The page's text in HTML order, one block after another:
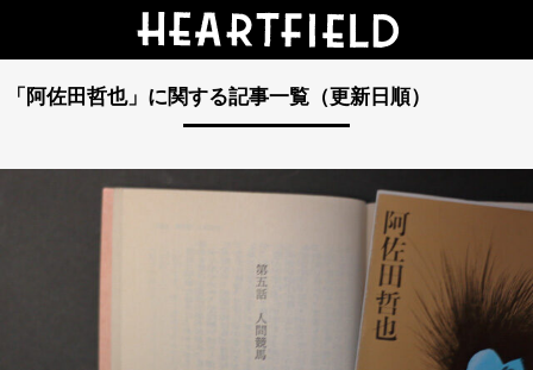
「阿佐田哲也」に関する記事一覧（更新日順）